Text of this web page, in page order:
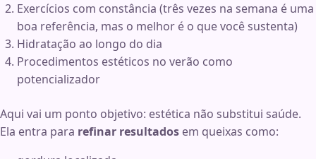
Exercícios com constância (três vezes na semana é uma
boa referência, mas o melhor é o que você sustenta)
Hidratação ao longo do dia
Procedimentos estéticos no verão como
potencializador
Aqui vai um ponto objetivo: estética não substitui saúde.
Ela entra para refinar resultados em queixas como: